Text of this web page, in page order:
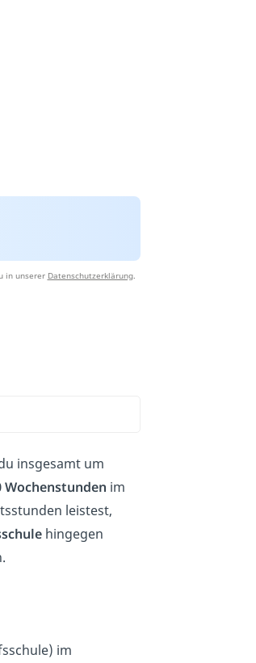
in unserer Datenschutzerklärung.
insgesamt um
Wochenstunden im
leistest,
hingegen
im